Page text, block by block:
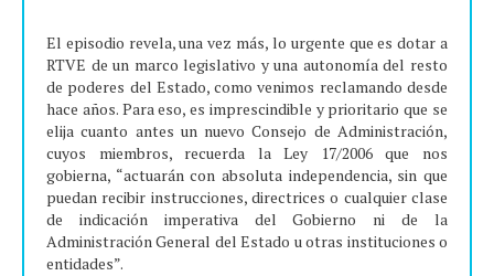
El episodio revela, una vez más, lo urgente que es dotar a
RTVE de un marco legislativo y una autonomía del resto
de poderes del Estado, como venimos reclamando desde
hace años. Para eso, es imprescindible y prioritario que se
elija cuanto antes un nuevo Consejo de Administración,
cuyos miembros, recuerda la Ley 17/2006 que nos
gobierna, “actuarán con absoluta independencia, sin que
puedan recibir instrucciones, directrices o cualquier clase
de indicación imperativa del Gobierno ni de la
Administración General del Estado u otras instituciones o
entidades”.